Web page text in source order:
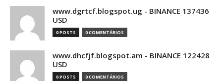
www.dgrtcf.blogspot.ug - BINANCE 137436
USD
0 POSTS 0 COMENTÁRIOS
www.dhcfjf.blogspot.am - BINANCE 122428
USD
0 POSTS 0 COMENTÁRIOS